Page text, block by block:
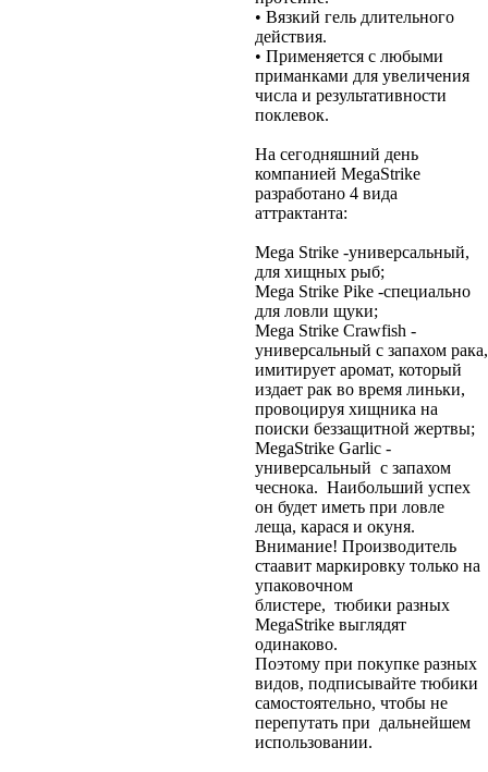
• Вязкий гель длительного
действия.
• Применяется с любыми
приманками для увеличения
числа и результативности
поклевок.
На сегодняшний день
компанией MegaStrike
разработано 4 вида
аттрактанта:
Mega Strike -универсальный,
для хищных рыб;
Mega Strike Pike -специально
для ловли щуки;
Mega Strike Crawfish -
универсальный c запахом рака,
имитирует аромат, который
издает рак во время линьки,
провоцируя хищника на
поиски беззащитной жертвы;
MegaStrike Garlic -
универсальный с запахом
чеснока. Наибольший успех
он будет иметь при ловле
леща, карася и окуня.
Внимание! Производитель
стаавит маркировку только на
упаковочном
блистере, тюбики разных
МеgaStrike выглядят
одинаково.
Поэтому при покупке разных
видов, подписывайте тюбики
самостоятельно, чтобы не
перепутать при дальнейшем
использовании.